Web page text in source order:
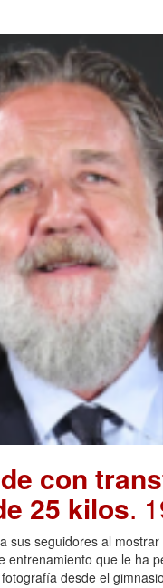
con
25 kilos.
sus seguidores al
que le ha
desde el